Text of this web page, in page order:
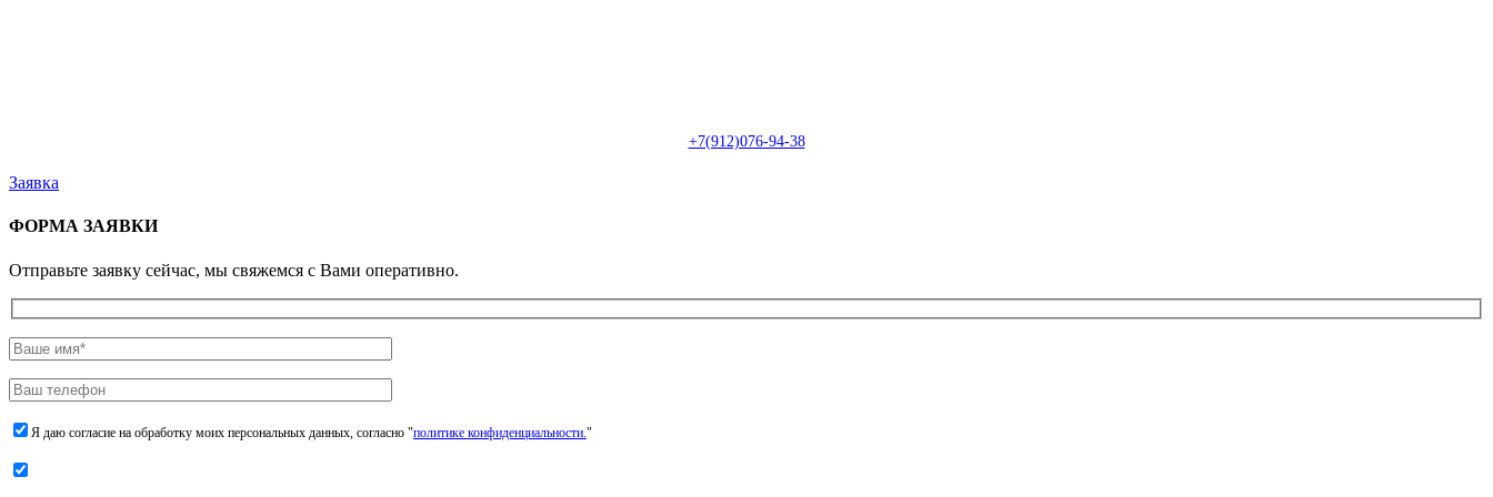
+7(912)076-94-38
Заявка
ФОРМА ЗАЯВКИ
Отправьте заявку сейчас, мы свяжемся с Вами оперативно.
Я даю согласие на обработку моих персональных данных, согласно "политике конфиденциальности."